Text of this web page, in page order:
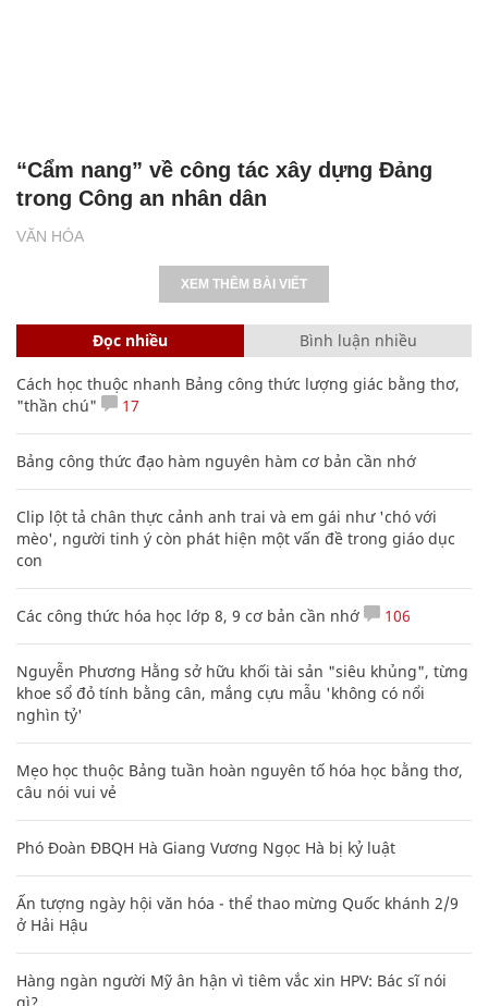
VĂN HÓA
“Cẩm nang” về công tác xây dựng Đảng
trong Công an nhân dân
XEM THÊM BÀI VIẾT
Đọc nhiều Bình luận nhiều
Cách học thuộc nhanh Bảng công thức lượng giác bằng thơ,
"thần chú"
17
Bảng công thức đạo hàm nguyên hàm cơ bản cần nhớ
Clip lột tả chân thực cảnh anh trai và em gái như 'chó với
mèo', người tinh ý còn phát hiện một vấn đề trong giáo dục
con
Các công thức hóa học lớp 8, 9 cơ bản cần nhớ 106
Nguyễn Phương Hằng sở hữu khối tài sản "siêu khủng", từng
khoe sổ đỏ tính bằng cân, mắng cựu mẫu 'không có nổi
nghìn tỷ'
Mẹo học thuộc Bảng tuần hoàn nguyên tố hóa học bằng thơ,
câu nói vui vẻ
Phó Đoàn ĐBQH Hà Giang Vương Ngọc Hà bị kỷ luật
Ấn tượng ngày hội văn hóa - thể thao mừng Quốc khánh 2/9
ở Hải Hậu
Hàng ngàn người Mỹ ân hận vì tiêm vắc xin HPV: Bác sĩ nói
gì?